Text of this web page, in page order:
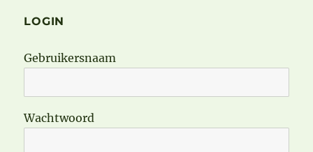
LOGIN
Gebruikersnaam
Wachtwoord